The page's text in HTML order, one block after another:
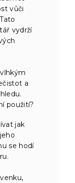
vůči
vydrží
a
použití?
jak
se hodí